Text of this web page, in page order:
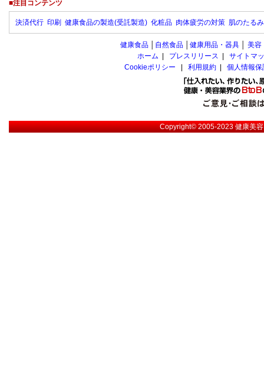
■注目コンテンツ
決済代行 印刷 健康食品の製造(受託製造) 化粧品 肉体疲労の対策 肌のたる
健康食品 自然食品 健康用品・器具 美容
ホーム
プレスリリース
サイトマ
Cookieポリシー
利用規約 個人情報
Copyright© 2005-2023健康美